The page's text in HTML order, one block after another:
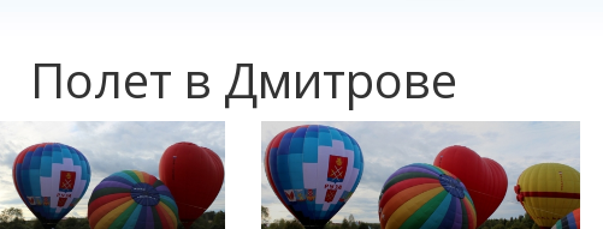
Полет в Дмитрове